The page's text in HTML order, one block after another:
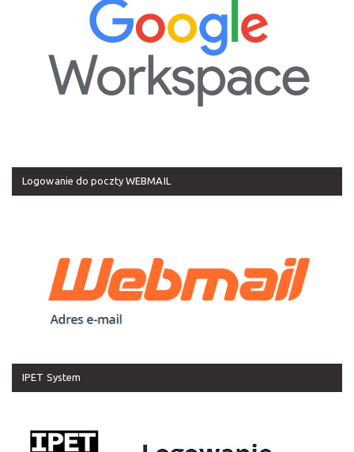
Logowanie do poczty WEBMAIL
IPET System